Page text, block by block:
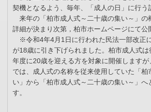
契機となるよう、毎年、「成人の日」に行う
来年の「柏市成人式～二十歳の集い～」の
詳細が決まり次第，柏市ホームページにて公
※令和4年4月1日に行われた民法一部改正
が18歳に引き下げられました。柏市成人式
年度に20歳を迎える方を対象に開催します
では、成人式の名称を従来使用していた「柏
い」から「柏市成人式～二十歳の集い～」へ
す。